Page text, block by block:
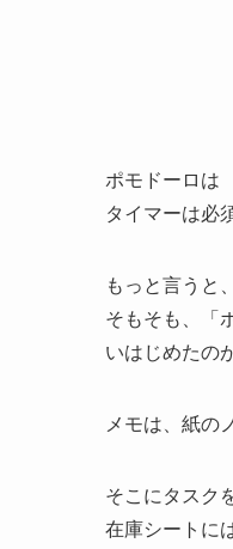
ポモドーロは
タイマーは必
もっと言うと
そもそも、「
いはじめたの
メモは、紙の
そこにタスク
在庫シートに